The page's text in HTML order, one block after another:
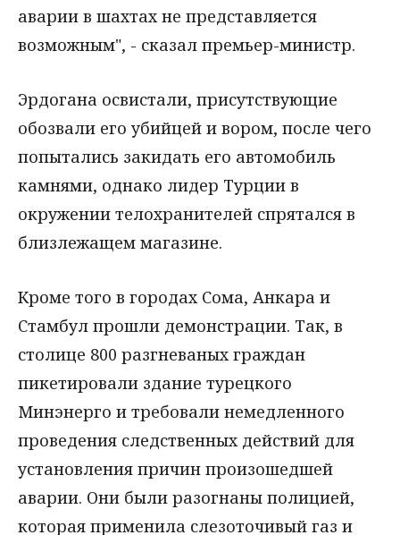
аварии в шахтах не представляется
возможным", - сказал премьер-министр.
Эрдогана освистали, присутствующие
обозвали его убийцей и вором, после чего
попытались закидать его автомобиль
камнями, однако лидер Турции в
окружении телохранителей спрятался в
близлежащем магазине.
Кроме того в городах Сома, Анкара и
Стамбул прошли демонстрации. Так, в
столице 800 разгневаных граждан
пикетировали здание турецкого
Минэнерго и требовали немедленного
проведения следственных действий для
установления причин произошедшей
аварии. Они были разогнаны полицией,
которая применила слезоточивый газ и